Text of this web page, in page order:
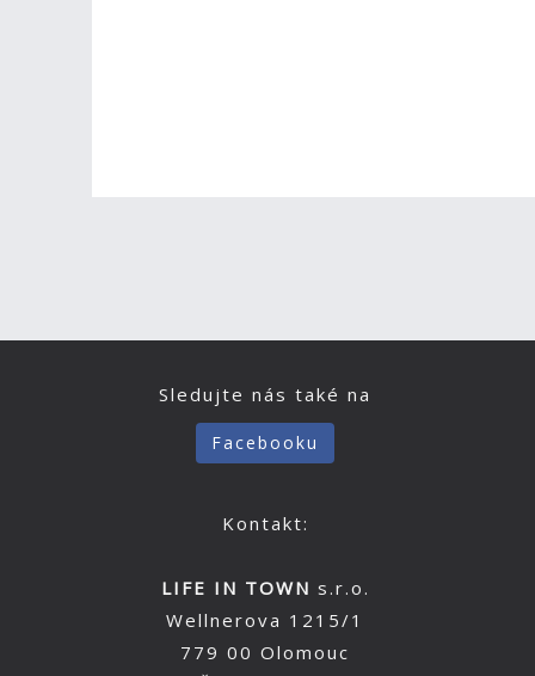
Sledujte nás také na
Facebooku
Kontakt:
LIFE IN TOWN s.r.o.
Wellnerova 1215/1
779 00 Olomouc